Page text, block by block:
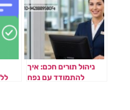
ניהול תורים חכם: איך
להתמודד עם נפח